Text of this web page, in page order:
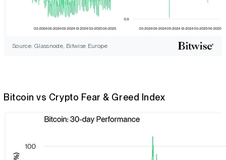
Source: Glassnode, Bitwise Europe
Bitcoin vs Crypto Fear & Greed Index